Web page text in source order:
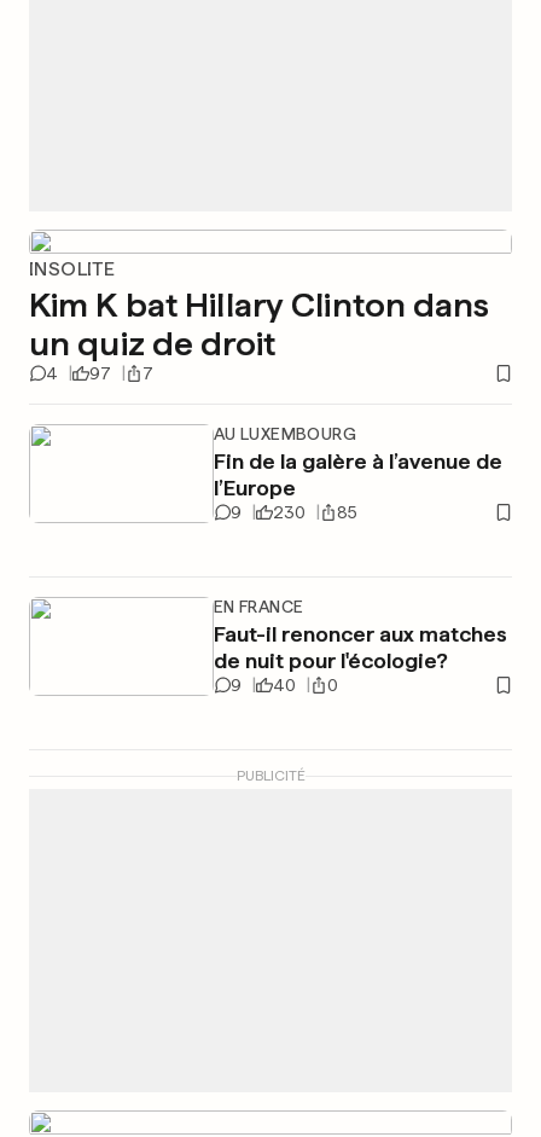
INSOLITE
Kim K bat Hillary Clinton dans
un quiz de droit
4 97 7
AU LUXEMBOURG
Fin de la galère à l’avenue de
l’Europe
9 230 85
EN FRANCE
Faut-il renoncer aux matches
de nuit pour l'écologie?
9 40 0
PUBLICITÉ